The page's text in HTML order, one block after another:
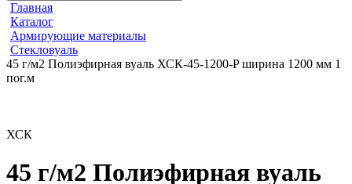
Главная
Каталог
Армирующие материалы
Стекловуаль
45 г/м2 Полиэфирная вуаль ХСК-45-1200-P ширина 1200 мм 1
пог.м
ХСК
45 г/м2 Полиэфирная вуаль